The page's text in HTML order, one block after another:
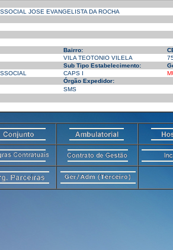
JOSE EVANGELISTA DA ROCHA
Bairro:
VILA TEOTONIO VILELA
Sub Tipo Estabelecimento:
CAPS I
Órgão Expedidor:
SMS